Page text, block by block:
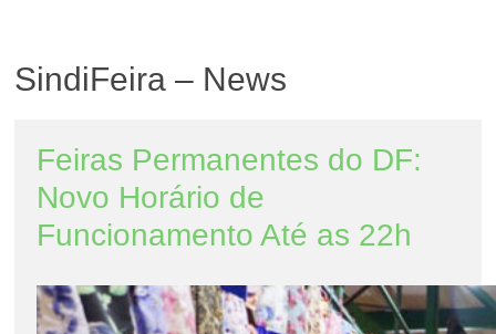
SindiFeira – News
Feiras Permanentes do DF:
Novo Horário de
Funcionamento Até as 22h